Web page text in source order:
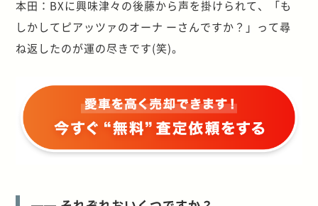
本田：BXに興味津々の後藤から声を掛けられて、「も
しかしてピアッツァのオーナ ーさんですか？」って尋
ね返したのが運の尽きです(笑)。